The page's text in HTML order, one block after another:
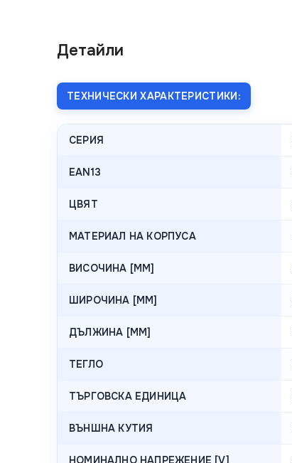
Детайли
ТЕХНИЧЕСКИ ХАРАКТЕРИСТИКИ:
СЕРИЯ
EAN13
ЦВЯТ
МАТЕРИАЛ НА КОРПУСА
ВИСОЧИНА [MM]
ШИРОЧИНА [MM]
ДЪЛЖИНА [MM]
ТЕГЛО
ТЪРГОВСКА ЕДИНИЦА
ВЪНШНА КУТИЯ
НОМИНАЛНО НАПРЕЖЕНИЕ [V]